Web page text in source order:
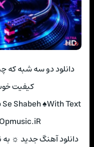
دانلود دو سه شبه که
کیفیت
Shabeh ♠With Text
دانلود آهنگ جدید ☼